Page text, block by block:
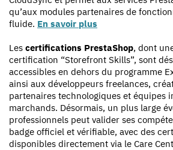
qu’aux modules partenaires de
fluide. En savoir plus
Les certifications PrestaShop, dont
certification “Storefront Skills”, sont
accessibles en dehors du programme
ainsi aux développeurs freelances,
partenaires technologiques et équipes
marchands. Désormais, un plus large
professionnels peut valider ses
badge officiel et vérifiable, avec des
disponibles directement via le Care